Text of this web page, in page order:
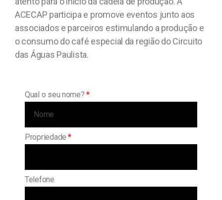
ACECAP participa e promove eventos junto aos
associados e parceiros estimulando a produção e
o consumo do café especial da região do Circuito
das Águas Paulista.
Qual o seu nome?
Propriedade
Telefone